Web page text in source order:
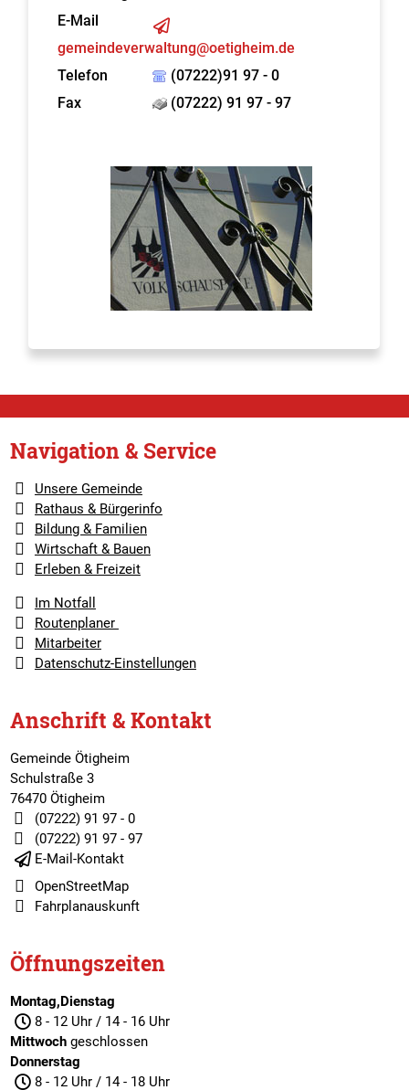
E-Mail
gemeindeverwaltung@oetigheim.de
Telefon
(07222)91 97 - 0
Fax
(07222) 91 97 - 97
Navigation & Service
Unsere Gemeinde
Rathaus & Bürgerinfo
Bildung & Familien
Wirtschaft & Bauen
Erleben & Freizeit
Im Notfall
Routenplaner
Mitarbeiter
Datenschutz-Einstellungen
Anschrift & Kontakt
Gemeinde Ötigheim
Schulstraße 3
76470 Ötigheim
(07222) 91 97 - 0
(07222) 91 97 - 97
E-Mail-Kontakt
OpenStreetMap
Fahrplanauskunft
Öffnungszeiten
Montag,Dienstag
8 - 12 Uhr / 14 - 16 Uhr
Mittwochgeschlossen
Donnerstag
8 - 12 Uhr / 14 - 18 Uhr